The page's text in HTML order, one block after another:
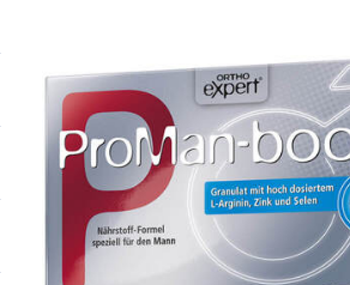
Gratis dazu
Neuheiten
Bio & Genuss
Diabetes
Körperpflege & Kosmetik